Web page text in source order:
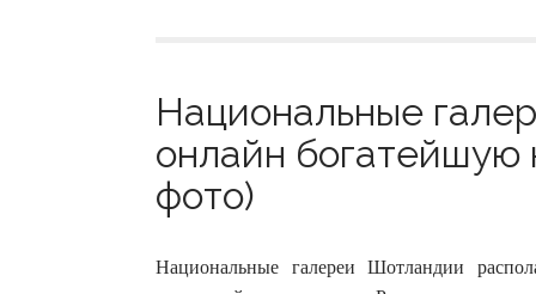
Национальные
онлайн
фото)
Национальные галереи Шотландии